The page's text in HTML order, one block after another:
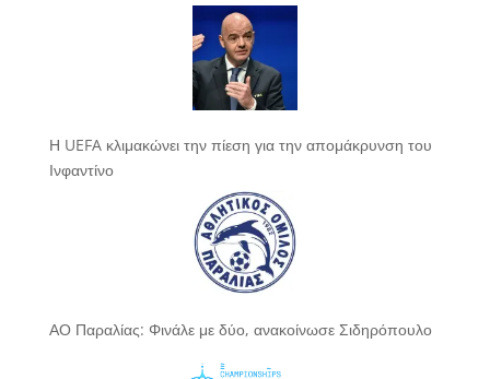
Η UEFA κλιμακώνει την πίεση για την απομάκρυνση του
Ινφαντίνο
ΑΟ Παραλίας: Φινάλε με δύο, ανακοίνωσε Σιδηρόπουλο